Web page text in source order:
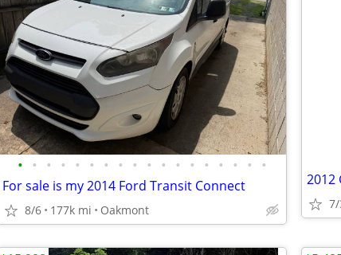
• • • • • • • • • • • • • • • • • •
For sale is my 2014 Ford Transit Connect
8/6 177k mi Oakmont
2012
7/